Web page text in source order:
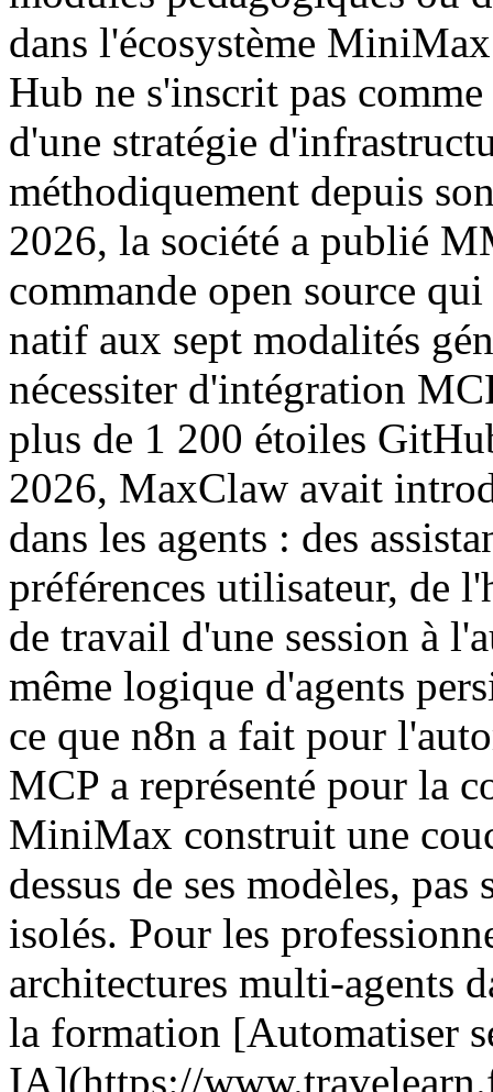
dans l'écosystème
Hub ne s'inscrit pas
d'une stratégie
méthodiquement depuis
2026, la société a publié
commande open source
natif aux sept modalités
nécessiter d'intégration
plus de 1 200 étoiles
2026, MaxClaw avait
dans les agents : des
préférences utilisateur, de
de travail d'une session à
même logique d'agents
ce que n8n a fait pour
MCP a représenté pour la
MiniMax construit une
dessus de ses modèles,
isolés. Pour les
architectures multi-agents
la formation [Automatiser
IA](https://